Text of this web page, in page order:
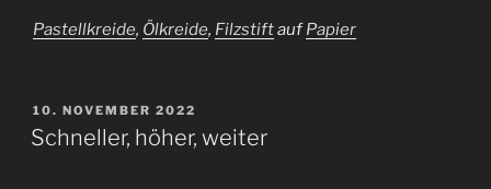
Pastellkreide, Ölkreide, FilzstiftaufPapier
VERÖFFENTLICHT
AM
10. NOVEMBER 2022
Schneller, höher, weiter